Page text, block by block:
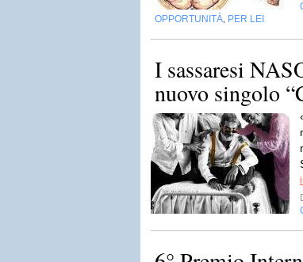
OPPORTUNITÀ PER LEI
I sassaresi
nuovo singolo